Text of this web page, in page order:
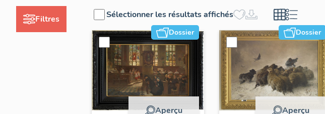
Filtres Sélectionner les résultats affichés
Dossier
Aperçu
Dossier
Aperçu